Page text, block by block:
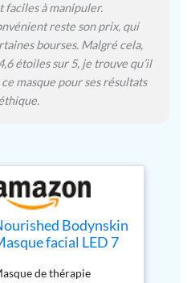
facile à domicile ou
outil de soin lors
voyages ; léger avec
pour le
offrant confort
en déplacement Idée de
pour simplement
vos fournitures
d'esthéticienne ; inclut des
essentiels, un
24/7, et une
d'esprit
faciles à manipuler.
reste son prix, qui
bourses. Malgré cela,
étoiles sur 5, je trouve qu’il
masque pour ses résultats
Bodynskin
facial LED 7
proche -
de thérapie